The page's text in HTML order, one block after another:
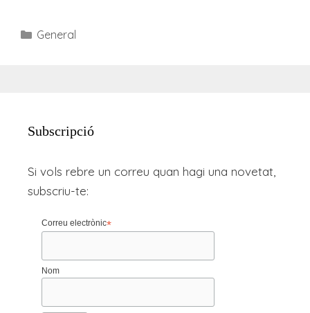
Categories
General
Subscripció
Si vols rebre un correu quan hagi una novetat,
subscriu-te:
Correu electrònic*
Nom